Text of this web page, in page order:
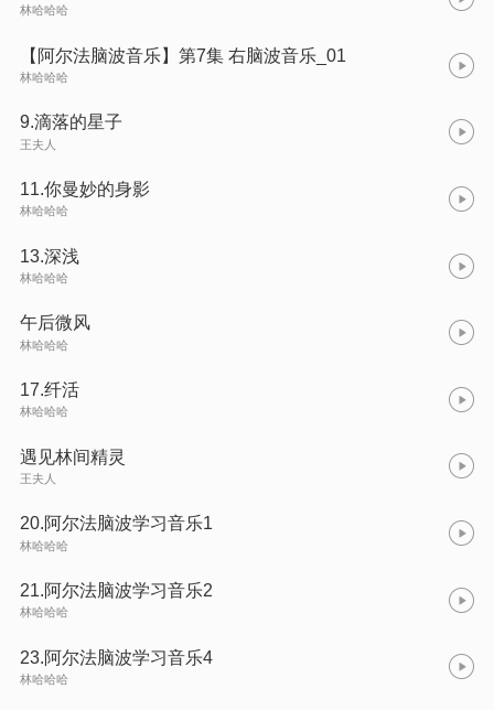
林哈哈哈
【阿尔法脑波音乐】第7集 右脑波音乐_01
林哈哈哈
9.滴落的星子
王夫人
11.你曼妙的身影
林哈哈哈
13.深浅
林哈哈哈
午后微风
林哈哈哈
17.纤活
林哈哈哈
遇见林间精灵
王夫人
20.阿尔法脑波学习音乐1
林哈哈哈
21.阿尔法脑波学习音乐2
林哈哈哈
23.阿尔法脑波学习音乐4
林哈哈哈